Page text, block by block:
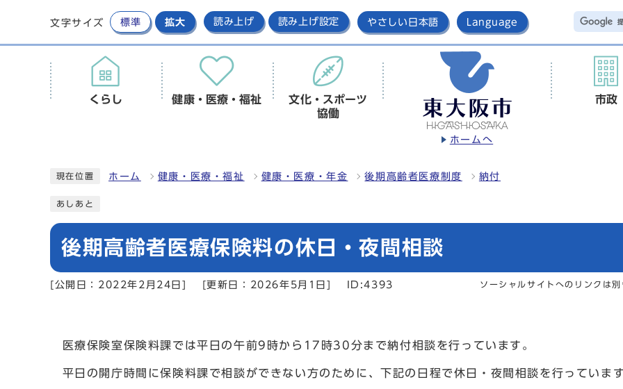
文字サイズ 標準 拡大 読み上げ 読み上げ設定 やさしい日本語 Language
ホームへ
くらし 健康・医療・福祉
文化・スポーツ
協働
市政
現在位置 ホーム 健康・医療・福祉 健康・医療・年金 後期高齢者医療制度 納付
あしあと
後期高齢者医療保険料の休日・夜間相談
[公開日：2022年2月24日] [更新日：2026年5月1日] ID:4393 ソーシャルサイトへのリンクは
医療保険室保険料課では平日の午前9時から17時30分まで納付相談を行っています。
平日の開庁時間に保険料課で相談ができない方のために、下記の日程で休日・夜間相談を行っていま